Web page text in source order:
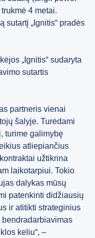
4 metai.
sutartį „Ignitis“ pradės
„Ignitis“ sudaryta
sutartis
partneris vienai
šalyje. Turėdami
turime galimybę
atliepiančius
užtikrina
laikotarpiui. Tokio
dalykas mūsų
patenkinti didžiausių
ir atitikti strateginius
keliu“, –